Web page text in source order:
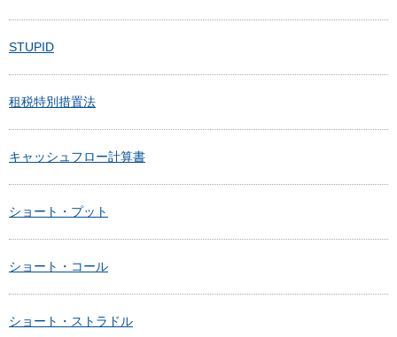
STUPID
租税特別措置法
キャッシュフロー計算書
ショート・プット
ショート・コール
ショート・ストラドル